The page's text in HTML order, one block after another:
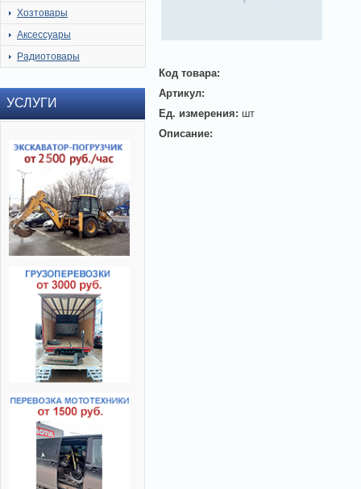
Хозтовары
Аксессуары
Радиотовары
УСЛУГИ
Код товара:
Артикул:
Ед. измерения: шт
Описание: